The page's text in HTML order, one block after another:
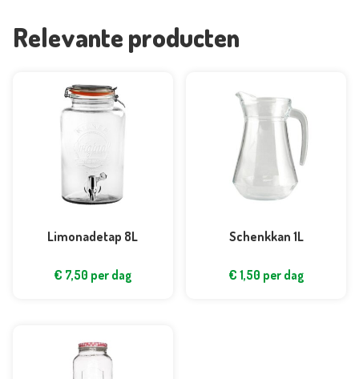
Relevante producten
Limonadetap 8L
€ 7,50 per dag
Schenkkan 1L
€ 1,50 per dag